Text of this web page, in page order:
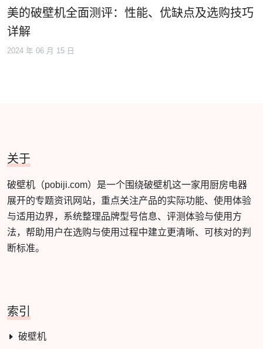
美的破壁机全面测评：性能、优缺点及选购技巧
详解
2024 年 06 月 15 日
关于
破壁机（pobiji.com）是一个围绕破壁机这一家用厨房电器
展开的专题资讯网站，重点关注产品的实际功能、使用体验
与适用边界，系统整理品牌型号信息、评测体验与使用方
法，帮助用户在选购与使用过程中建立更清晰、可核对的判
断标准。
索引
破壁机